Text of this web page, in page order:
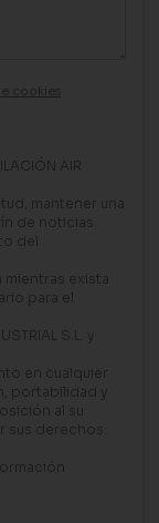
cookies
AIR
mantener una
de noticias.
del
mientras exista
para el
S.L. y
en cualquier
portabilidad y
al su
derechos: